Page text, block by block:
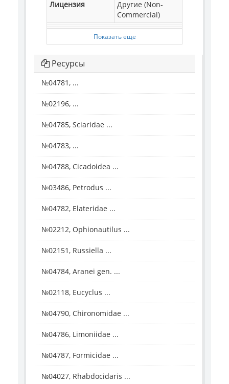
Лицензия
Другие (Non-
Commercial)
Показать еще
Ресурсы
№04781, ...
№02196, ...
№04785, Sciaridae ...
№04783, ...
№04788, Cicadoidea ...
№03486, Petrodus ...
№04782, Elateridae ...
№02212, Ophionautilus ...
№02151, Russiella ...
№04784, Aranei gen. ...
№02118, Eucyclus ...
№04790, Chironomidae ...
№04786, Limoniidae ...
№04787, Formicidae ...
№04027, Rhabdocidaris ...